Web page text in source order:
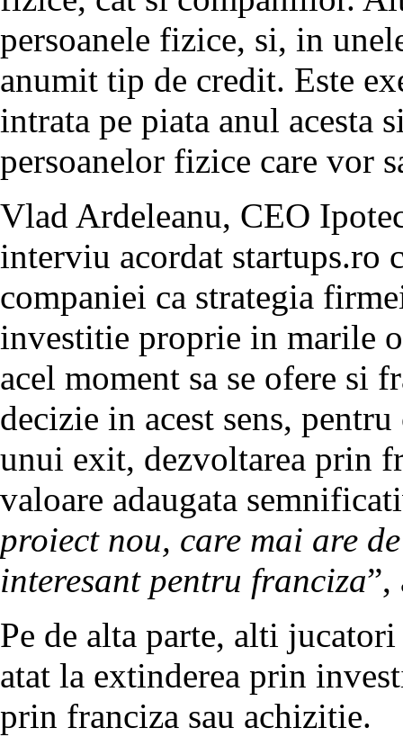
persoanele fizice, si, in
anumit tip de credit. Este
intrata pe piata anul acesta
persoanelor fizice care vor
Vlad Ardeleanu, CEO
interviu acordat startups.ro
companiei ca strategia
investitie proprie in marile
acel moment sa se ofere si
decizie in acest sens,
unui exit, dezvoltarea prin
valoare adaugata
proiect nou, care mai are
interesant pentru franciza”,
Pe de alta parte, alti
atat la extinderea prin
prin franciza sau achizitie.